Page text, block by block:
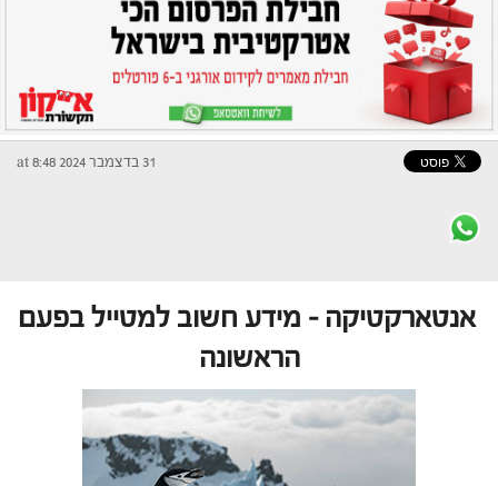
31 בדצמבר 2024 at 8:48
אנטארקטיקה – מידע חשוב למטייל בפעם
הראשונה